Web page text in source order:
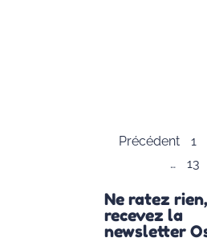
Précédent 1
…
13
Ne ratez rien,
recevez la
newsletter